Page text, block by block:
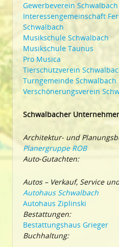
Gewerbeverein Schwalbach
Interessengemeinschaft
Schwalbach
Musikschule Schwalbach
Musikschule Taunus
Pro Musica
Tierschutzverein
Turngemeinde Schwalbach
Verschönerungsverein
Schwalbacher
Architektur- und
Planergruppe ROB
Auto-Gutachten:
Autos – Verkauf, Service
Autohaus Schwalbach
Autohaus Ziplinski
Bestattungen:
Bestattungshaus Grieger
Buchhaltung: